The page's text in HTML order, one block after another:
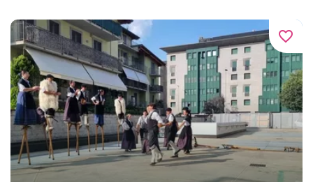
favorite_border